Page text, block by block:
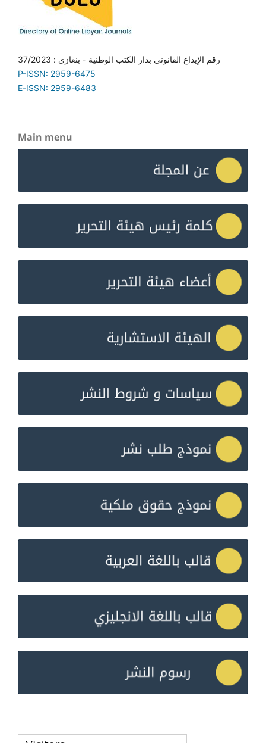
رقم الإيداع القانوني بدار الكتب الوطنية - بنغازي : 37/2023
P-ISSN: 2959-6475
E-ISSN: 2959-6483
Main menu